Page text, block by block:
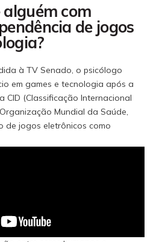
alguém com
de jogos
à TV Senado, o psicólogo
em games e tecnologia após a
CID (Classificação Internacional
Mundial da Saúde,
de jogos eletrônicos como